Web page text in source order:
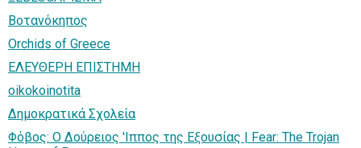
Βοτανόκηπος
Orchids of Greece
ΕΛΕΥΘΕΡΗ ΕΠΙΣΤΗΜΗ
oikokoinotita
Δημοκρατικά Σχολεία
Φόβος: Ο Δούρειος 'Ιππος της Εξουσίας | Fear: The Trojan